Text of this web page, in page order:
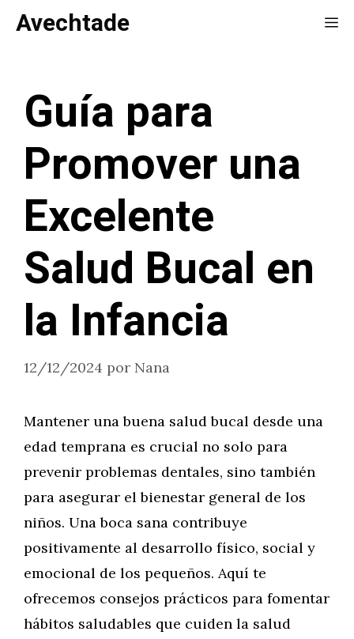
SaltarAvechtade
Guía para
Promover una
Excelente
Salud Bucal en
la Infancia
12/12/2024 por Nana
Mantener una buena salud bucal desde una
edad temprana es crucial no solo para
prevenir problemas dentales, sino también
para asegurar el bienestar general de los
niños. Una boca sana contribuye
positivamente al desarrollo físico, social y
emocional de los pequeños. Aquí te
ofrecemos consejos prácticos para fomentar
hábitos saludables que cuiden la salud